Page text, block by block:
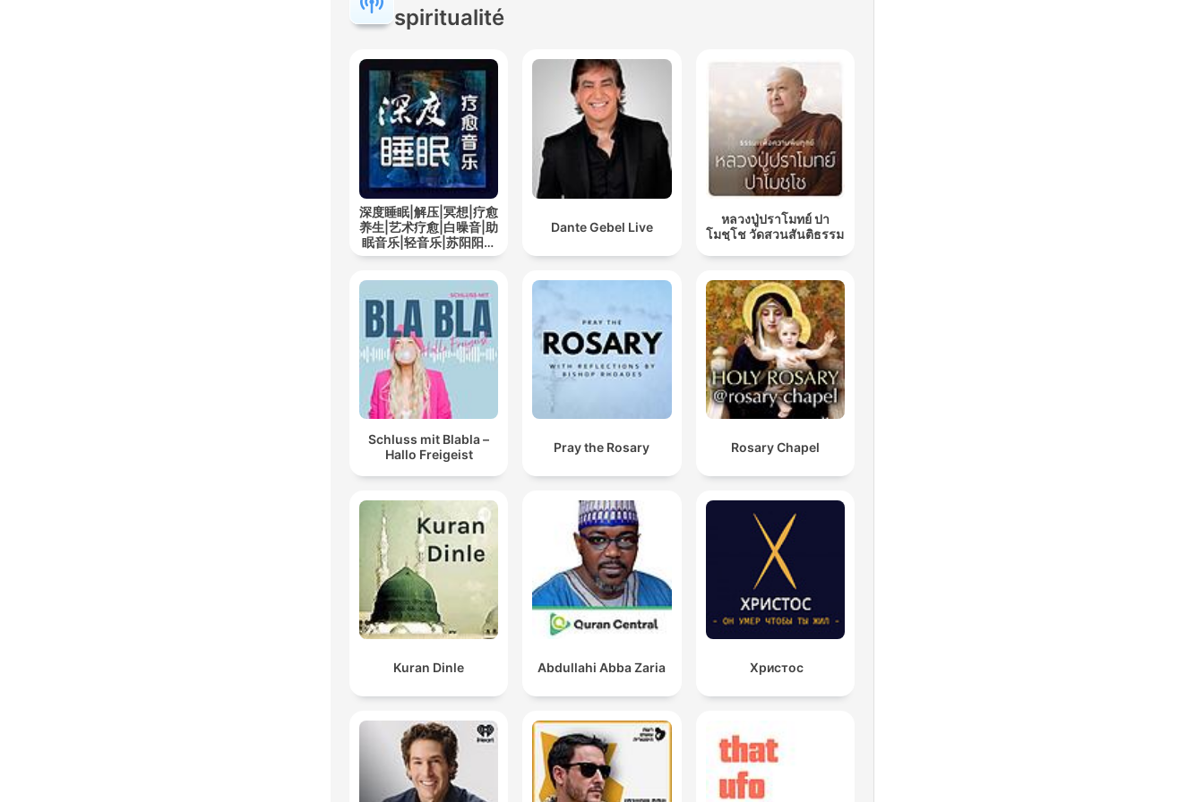
spiritualité
深度睡眠|解压|冥想|疗愈
养生|艺术疗愈|白噪音|助
眠音乐|轻音乐|苏阳阳频
道
Dante Gebel Live
หลวงปู่ปราโมทย์ ปา
โมชฺโช วัดสวนสันติธรรม
Schluss mit Blabla –
Hallo Freigeist
Pray the Rosary Rosary Chapel
Kuran Dinle Abdullahi Abba Zaria Христос